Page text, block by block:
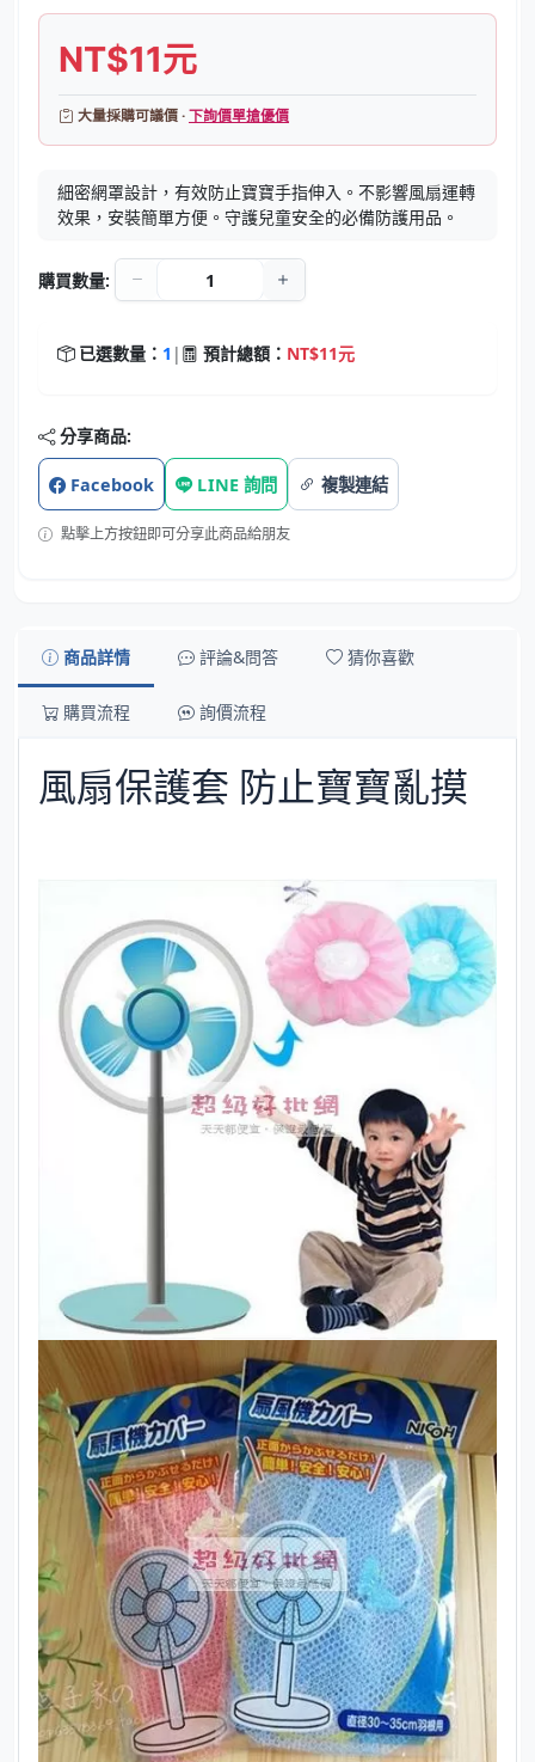
NT$11元
大量採購可議價 ·下詢價單搶優價
細密網罩設計，有效防止寶寶手指伸入。不影響風扇運轉
效果，安裝簡單方便。守護兒童安全的必備防護用品。
購買數量:
已選數量： 1 | 預計總額： NT$11元
分享商品:
Facebook LINE 詢問 複製連結
點擊上方按鈕即可分享此商品給朋友
商品詳情 評論&問答 猜你喜歡
購買流程 詢價流程
風扇保護套 防止寶寶亂摸